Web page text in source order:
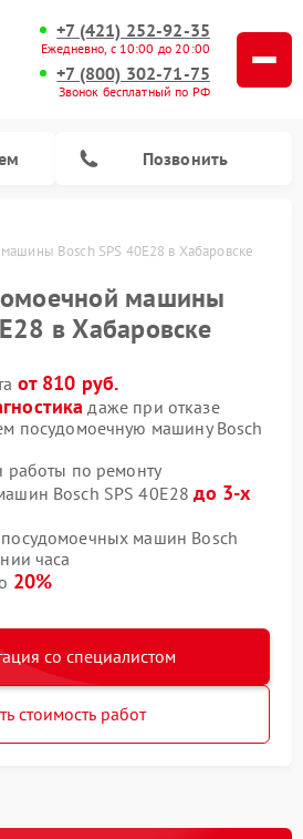
+7 (421) 252-92-35
Ежедневно, с 10:00 до 20:00
+7 (800) 302-71-75
Звонок бесплатный по РФ
Позвонить
Bosch SPS 40E28 в Хабаровске
машины
в Хабаровске
от 810 руб.
даже при отказе
посудомоечную машину Bosch
работы по ремонту
Bosch SPS 40E28до 3-х
машин Bosch
часа
20%
со специалистом
стоимость работ